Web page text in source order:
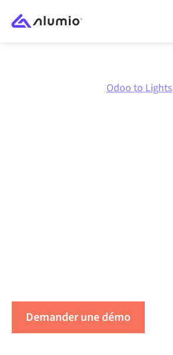
Odoo to
Demander une démo